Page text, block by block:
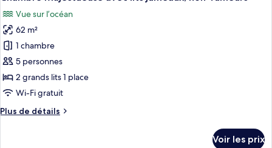
non-
fumeurs
Chambre
Premium
avec
lits
jumeaux,
non-
fumeurs
toutes
les
photos
pour
ce
type
de
chambre :
Chambre
Vue sur l’océan
62 m²
1 chambre
5 personnes
2 grands lits 1 place
Wi-Fi gratuit
Plus de détails
Plus
Voir les prix